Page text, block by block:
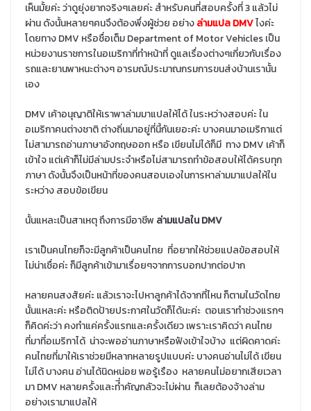
เห็นมั้ยค่ะ ว่าดูยุ่งยากจริงๆเลยค่ะ สำหรับคนที่สอบครั้งที่ 3 แล้วไม่
ผ่าน ดังนั้นหลายๆคนจึงต้องพึ่งผู้ช่วย อย่างล่ามแปล DMVไงค่ะ
โดยทาง DMV หรือชื่อเต็ม Department of Motor Vehicles เป็น
หน่วยงานราชการในอเมริกาที่ทำหน้าที่ ดูแลเรื่องต่างๆเกี่ยวกับเรื่อง
รถและยานพาหนะต่างๆ อารมณ์ประมาณกรมการขนส่งบ้านเรานั้น
เอง
DMV เค้าอนุญาติให้เราพาล่ามมาแปลให้ได้ ในระหว่างสอบค่ะ ใน
อเมริกาคนต่างชาติ ต่างถิ่นมาอยู่ที่นี้กันเยอะค่ะ บางคนมาอเมริกาแต่
ไม่สามารถอ่านภาษาอังกฤษออก หรือ เขียนไม่ได้ก็มี ทาง DMV เค้าก็
เข้าใจ แต่เค้าก็ไม่มีล่ามประจำหรือไม่สามารถทำข้อสอบให้ได้ครบทุก
ภาษา ดังนั้นจึงเป็นหน้าที่ของคนสอบเองในการหาล่ามมาแปลให้ใน
ระหว่าง สอบข้อเขียน
นั้นแหละเป็นสาเหตุ ถึงการมีอาชีพ ล่ามแปลใน DMV
เราเป็นคนไทยก็จะมีลูกค้าเป็นคนไทย ที่อยากให้ช่วยแปลข้อสอบให้
ไม่น่าเชื่อค่ะ ก็มีลูกค้าเข้ามาเรื่อยๆจากการบอกปากต่อปาก
หลายคนสงสัยค่ะ แล้วเราจะไปหาลูกค้าได้จากที่ไหน ก็ตามในวัดไทย
นั้นแหละค่ะ หรือติดป้ายประกาศในวัดก็ได้นะค่ะ ตอนเราทำช่วงแรกๆ
ก็คิดค่ะว่า คงทำแค่ครั้งแรกและครั้งเดียว เพราะเราคิดว่า คนไทย
ที่มาที่อเมริกาได้ น่าจะพออ่านภาษาหรือฟังเข้าใจบ้าง แต่ผิดคาดค่ะ
คนไทยที่มาให้เราช่วยมีหลากหลายรูปแบบค่ะ บางคนอ่านไม่ได้ เขียน
ไม่ได้ บางคน อ่านได้นิดหน่อย พอรู้เรือง หลายคนไม่อยากเสียเวลา
มา DMV หลายครั้งและที่ำคัญกลัวจะไม่ผ่าน ก็เลยต้องจ้างล่าม
อย่างเรามาแปลให้